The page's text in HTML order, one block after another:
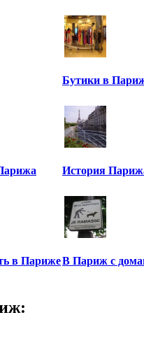
Бутики в
История
в ПарижеВ Париж с